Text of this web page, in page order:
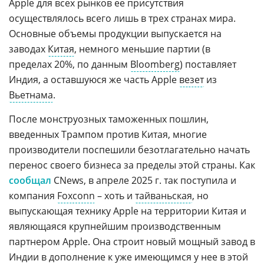
Apple для всех рынков ее присутствия
осуществлялось всего лишь в трех странах мира.
Основные объемы продукции выпускается на
заводах Китая, немного меньшие партии (в
пределах 20%, по данным Bloomberg) поставляет
Индия, а оставшуюся же часть Apple везетиз
Вьетнама.
После монструозных таможенных пошлин,
введенных Трампом против Китая, многие
производители поспешили безотлагательно начать
перенос своего бизнеса за пределы этой страны. Как
сообщал CNews, в апреле 2025 г. так поступила и
компания Foxconn – хоть и тайваньская, но
выпускающая технику Apple на территории Китая и
являющаяся крупнейшим производственным
партнером Apple. Она строит новый мощный завод в
Индии в дополнение к уже имеющимся у нее в этой